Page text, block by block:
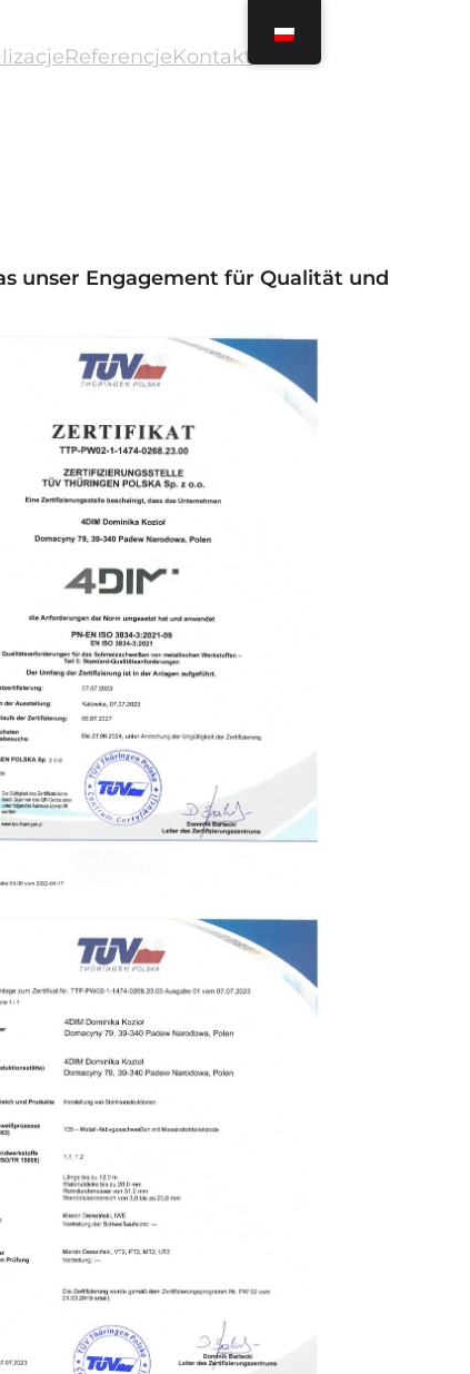
ReferencjeKontakt
unser Engagement für Qualität und